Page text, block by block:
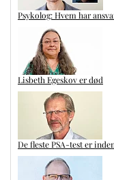
Psykolog: Hvem har
Lisbeth Egeskov er død
De fleste PSA-test er